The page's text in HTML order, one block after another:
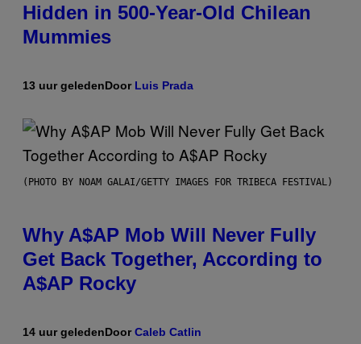
Hidden in 500-Year-Old Chilean
Mummies
13 uur geledenDoor Luis Prada
(PHOTO BY NOAM GALAI/GETTY IMAGES FOR TRIBECA FESTIVAL)
Why A$AP Mob Will Never Fully
Get Back Together, According to
A$AP Rocky
14 uur geledenDoorCaleb Catlin